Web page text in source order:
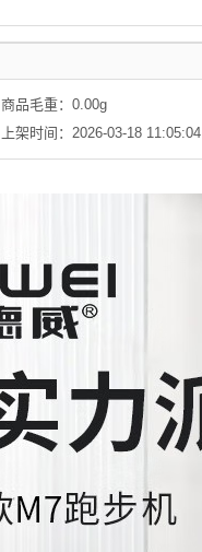
商品毛重： 0.00g
上架时间：2026-03-18 11:05:04